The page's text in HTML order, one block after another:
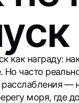
как награду:
Но часто
—
моря, где